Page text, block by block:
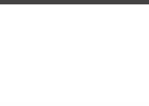
menú